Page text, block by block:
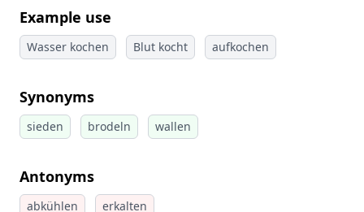
Example use
Wasser kochen Blut kocht aufkochen
Synonyms
sieden brodeln wallen
Antonyms
abkühlen erkalten